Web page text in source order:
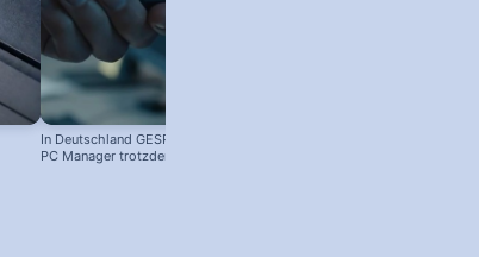
In Deutschland GESPERRT: Microsoft
PC Manager trotzdem installieren